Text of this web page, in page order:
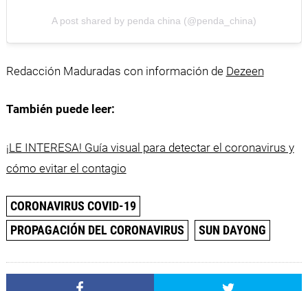
A post shared by penda china (@penda_china)
Redacción Maduradas con información de Dezeen
También puede leer:
¡LE INTERESA! Guía visual para detectar el coronavirus y
cómo evitar el contagio
CORONAVIRUS COVID-19
PROPAGACIÓN DEL CORONAVIRUS
SUN DAYONG